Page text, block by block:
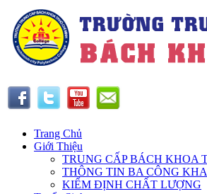
Trang Chủ
Giới Thiệu
TRUNG CẤP BÁCH KHOA
THÔNG TIN BA CÔNG
KIỂM ĐỊNH CHẤT LƯỢNG